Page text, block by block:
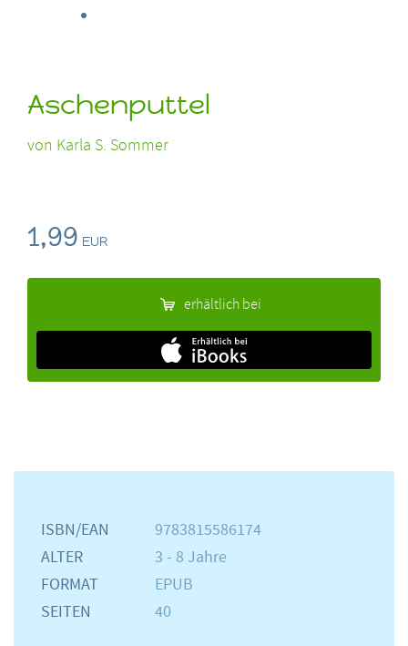
Aschenputtel
von Karla S. Sommer
1,99 EUR
erhältlich bei
ISBN/EAN
9783815586174
ALTER
3 - 8 Jahre
FORMAT
EPUB
SEITEN
40